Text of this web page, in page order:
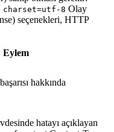
8 Olay
seçenekleri, HTTP
Eylem
hakkında
hatayı açıklayan